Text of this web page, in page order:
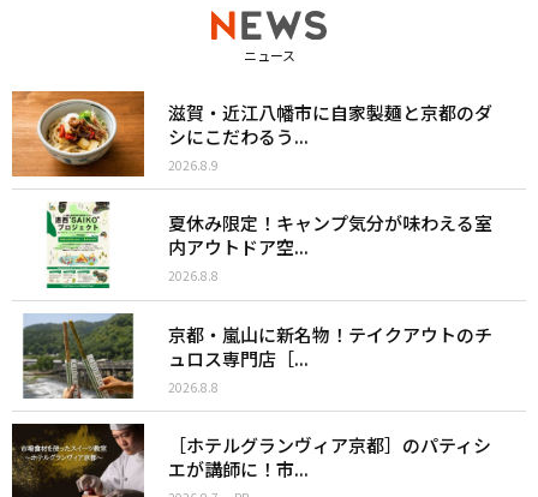
ニュース
滋賀・近江八幡市に自家製麺と京都のダ
シにこだわるう...
2026.8.9
夏休み限定！キャンプ気分が味わえる室
内アウトドア空...
2026.8.8
京都・嵐山に新名物！テイクアウトのチ
ュロス専門店［...
2026.8.8
［ホテルグランヴィア京都］のパティシ
エが講師に！市...